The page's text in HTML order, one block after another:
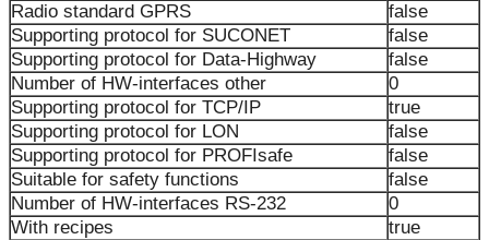
Radio standard GPRS
false
Supporting protocol for SUCONET
false
Supporting protocol for Data-Highway
false
Number of HW-interfaces other
0
Supporting protocol for TCP/IP
true
Supporting protocol for LON
false
Supporting protocol for PROFIsafe
false
Suitable for safety functions
false
Number of HW-interfaces RS-232
0
With recipes
true